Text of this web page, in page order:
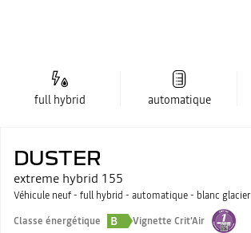
full hybrid automatique
DUSTER
extreme hybrid 155
Véhicule neuf - full hybrid - automatique - blanc glacier
Classe énergétique
B Vignette Crit'Air